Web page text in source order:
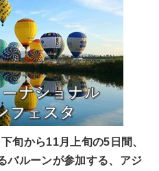
旬から11月上旬の5日間、
バルーンが参加する、アジ